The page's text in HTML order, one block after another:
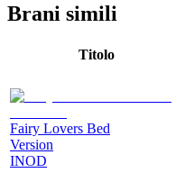
Brani simili
Titolo
Fairy Lovers Bed
Version
INOD